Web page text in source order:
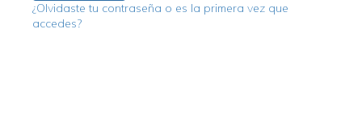
¿Olvidaste tu contraseña o es la primera vez que
accedes?